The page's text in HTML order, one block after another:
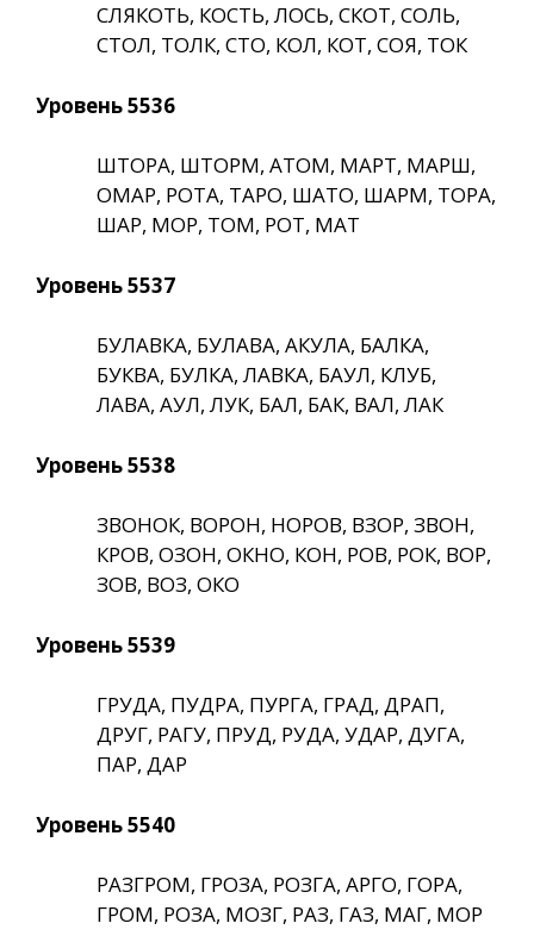
СЛЯКОТЬ, КОСТЬ, ЛОСЬ, СКОТ, СОЛЬ,
СТОЛ, ТОЛК, СТО, КОЛ, КОТ, СОЯ, ТОК
Уровень 5536
ШТОРА, ШТОРМ, АТОМ, МАРТ, МАРШ,
ОМАР, РОТА, ТАРО, ШАТО, ШАРМ, ТОРА,
ШАР, МОР, ТОМ, РОТ, МАТ
Уровень 5537
БУЛАВКА, БУЛАВА, АКУЛА, БАЛКА,
БУКВА, БУЛКА, ЛАВКА, БАУЛ, КЛУБ,
ЛАВА, АУЛ, ЛУК, БАЛ, БАК, ВАЛ, ЛАК
Уровень 5538
ЗВОНОК, ВОРОН, НОРОВ, ВЗОР, ЗВОН,
КРОВ, ОЗОН, ОКНО, КОН, РОВ, РОК, ВОР,
ЗОВ, ВОЗ, ОКО
Уровень 5539
ГРУДА, ПУДРА, ПУРГА, ГРАД, ДРАП,
ДРУГ, РАГУ, ПРУД, РУДА, УДАР, ДУГА,
ПАР, ДАР
Уровень 5540
РАЗГРОМ, ГРОЗА, РОЗГА, АРГО, ГОРА,
ГРОМ, РОЗА, МОЗГ, РАЗ, ГАЗ, МАГ, МОР